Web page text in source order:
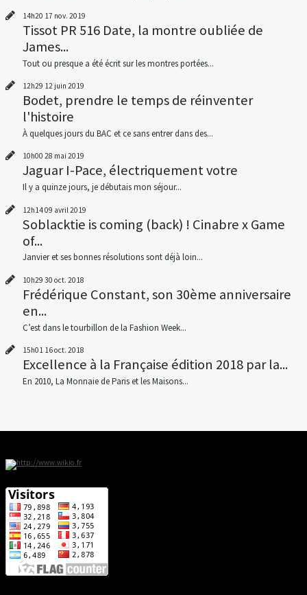
14h20 17 nov. 2019
Tissot PR 516 Date, la montre oubliée de
James...
Tout ou presque a été écrit sur les montres portées...
12h29 12 juin 2019
Bodet, prendre le temps de réinventer
l'histoire
À quelques jours du BAC et ce sans entrer dans des...
10h00 28 mai 2019
Jaguar I-Pace, électriquement votre
Il y a quinze jours, je débutais mon séjour...
12h1409 avril 2019
Soblacktie is coming (back) ! Cinabre x Game
of...
Janvier et ses bonnes résolutions sont déjà loin...
10h29 30 oct. 2018
Frédérique Constant, son 30ème anniversaire
en...
C’est dans le tourbillon de la Fashion Week...
15h01 16oct. 2018
Excellence à la Française édition 2018 par la...
En 2010, La Monnaie de Paris et les Maisons...